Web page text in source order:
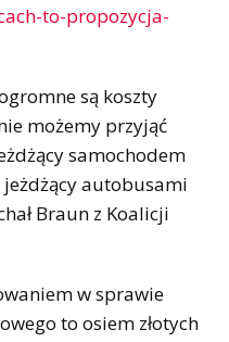
to-propozycja-
są koszty
możemy przyjąć
samochodem
autobusami
Braun z Koalicji
w sprawie
to osiem złotych